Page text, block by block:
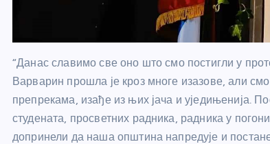
“Данас славимо све оно што смо постигли у
Варварин прошла је кроз многе изазове, али
препрекама, изађе из њих јача и уједињенија.
студената, просветних радника, радника у
допринели да наша општина напредује и